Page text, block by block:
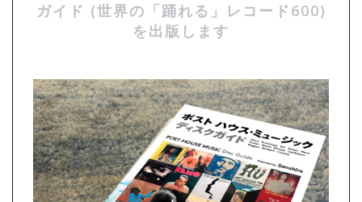
ガイド (世界の「踊れる」レコード600)
を出版します